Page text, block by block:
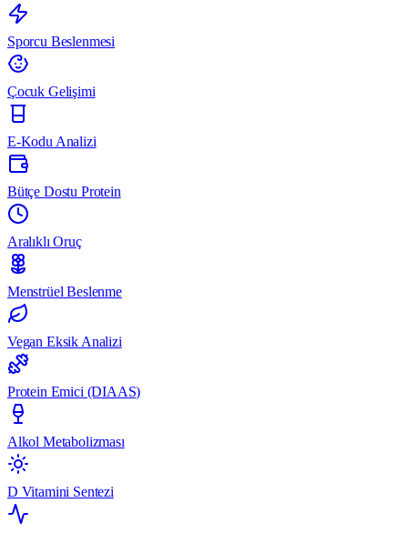
Sporcu Beslenmesi
Çocuk Gelişimi
E-Kodu Analizi
Bütçe Dostu Protein
Aralıklı Oruç
Menstrüel Beslenme
Vegan Eksik Analizi
Protein Emici (DIAAS)
Alkol Metabolizması
D Vitamini Sentezi